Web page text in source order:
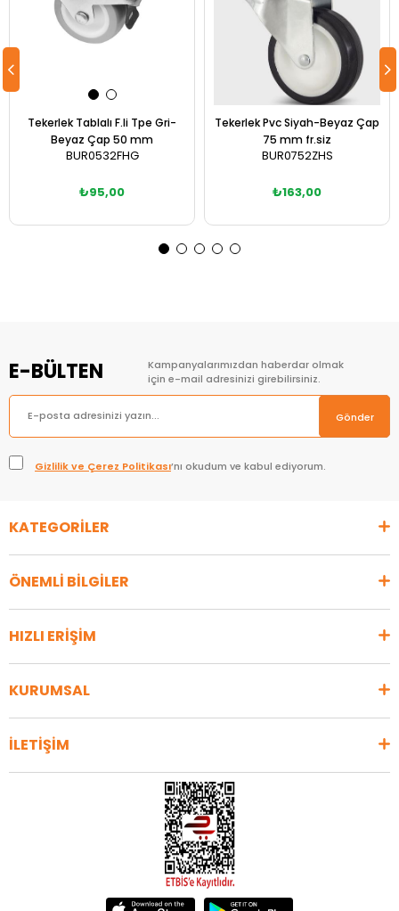
Tekerlek Tablalı F.li Tpe Gri-
Beyaz Çap 50 mm
BUR0532FHG
₺95,00
Tekerlek Pvc Siyah-Beyaz Çap
75 mm fr.siz
BUR0752ZHS
₺163,00
E-BÜLTEN
Kampanyalarımızdan haberdar olmak
için e-mail adresinizi girebilirsiniz.
Gönder
Gizlilik ve Çerez Politikası’nı okudum ve kabul ediyorum.
KATEGORİLER
ÖNEMLİ BİLGİLER
HIZLI ERİŞİM
KURUMSAL
İLETİŞİM